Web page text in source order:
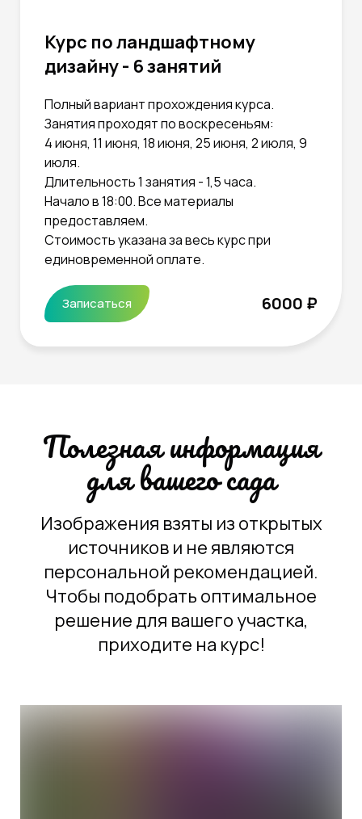
Курс по ландшафтному
дизайну - 6 занятий
Полный вариант прохождения курса.
Занятия проходят по воскресеньям:
4 июня, 11 июня, 18 июня, 25 июня, 2 июля, 9
июля.
Длительность 1 занятия - 1,5 часа.
Начало в 18:00. Все материалы
предоставляем.
Стоимость указана за весь курс при
единовременной оплате.
Записаться 6000 ₽
Полезная информация
для вашего сада
Изображения взяты из открытых
источников и не являются
персональной рекомендацией.
Чтобы подобрать оптимальное
решение для вашего участка,
приходите на курс!